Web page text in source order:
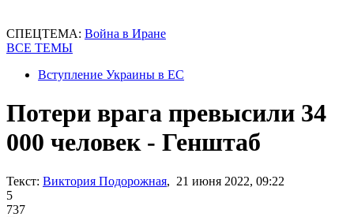
СПЕЦТЕМА: Война в Иране
ВСЕ ТЕМЫ
Вступление Украины в ЕС
Потери врага превысили 34
000 человек - Генштаб
Текст: Виктория Подорожная, 21 июня 2022, 09:22
5
737